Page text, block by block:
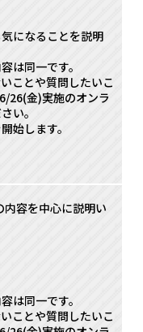
になることを説明
は同一です。
ことや質問したいこ
26(金)実施のオンラ
い。
始します。
容を中心に説明い
は同一です。
ことや質問したいこ